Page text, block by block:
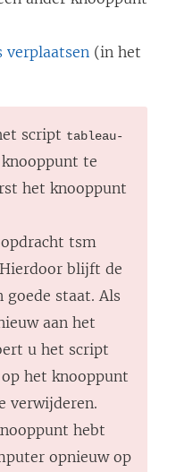
verplaatsen (in het
script tableau-
te
het knooppunt
tsm
blijft de
staat. Als
aan het
u het script
op het knooppunt
verwijderen.
hebt
opnieuw op